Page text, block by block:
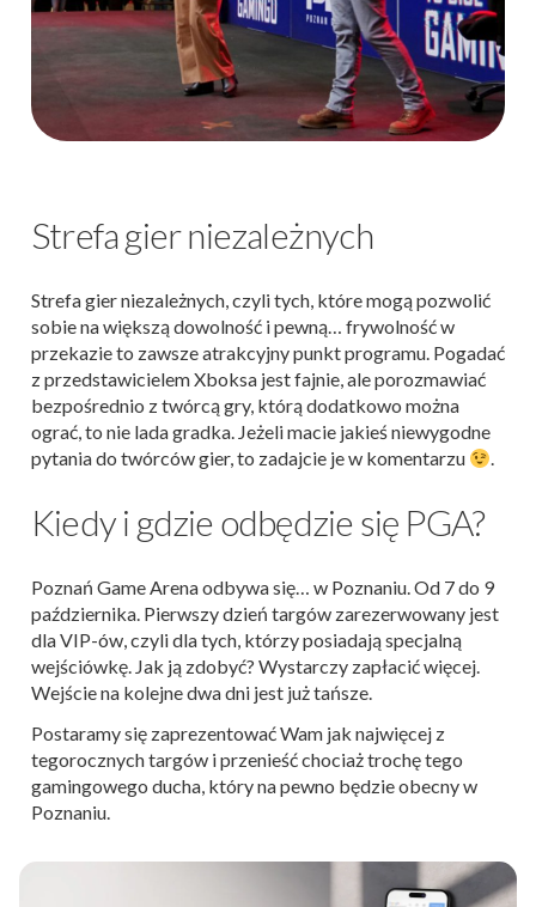
Strefa gier niezależnych
Strefa gier niezależnych, czyli tych, które mogą pozwolić
sobie na większą dowolność i pewną… frywolność w
przekazie to zawsze atrakcyjny punkt programu. Pogadać
z przedstawicielem Xboksa jest fajnie, ale porozmawiać
bezpośrednio z twórcą gry, którą dodatkowo można
ograć, to nie lada gradka. Jeżeli macie jakieś niewygodne
pytania do twórców gier, to zadajcie je w komentarzu
.
Kiedy i gdzie odbędzie się PGA?
Poznań Game Arena odbywa się… w Poznaniu. Od 7 do 9
października. Pierwszy dzień targów zarezerwowany jest
dla VIP-ów, czyli dla tych, którzy posiadają specjalną
wejściówkę. Jak ją zdobyć? Wystarczy zapłacić więcej.
Wejście na kolejne dwa dni jest już tańsze.
Postaramy się zaprezentować Wam jak najwięcej z
tegorocznych targów i przenieść chociaż trochę tego
gamingowego ducha, który na pewno będzie obecny w
Poznaniu.